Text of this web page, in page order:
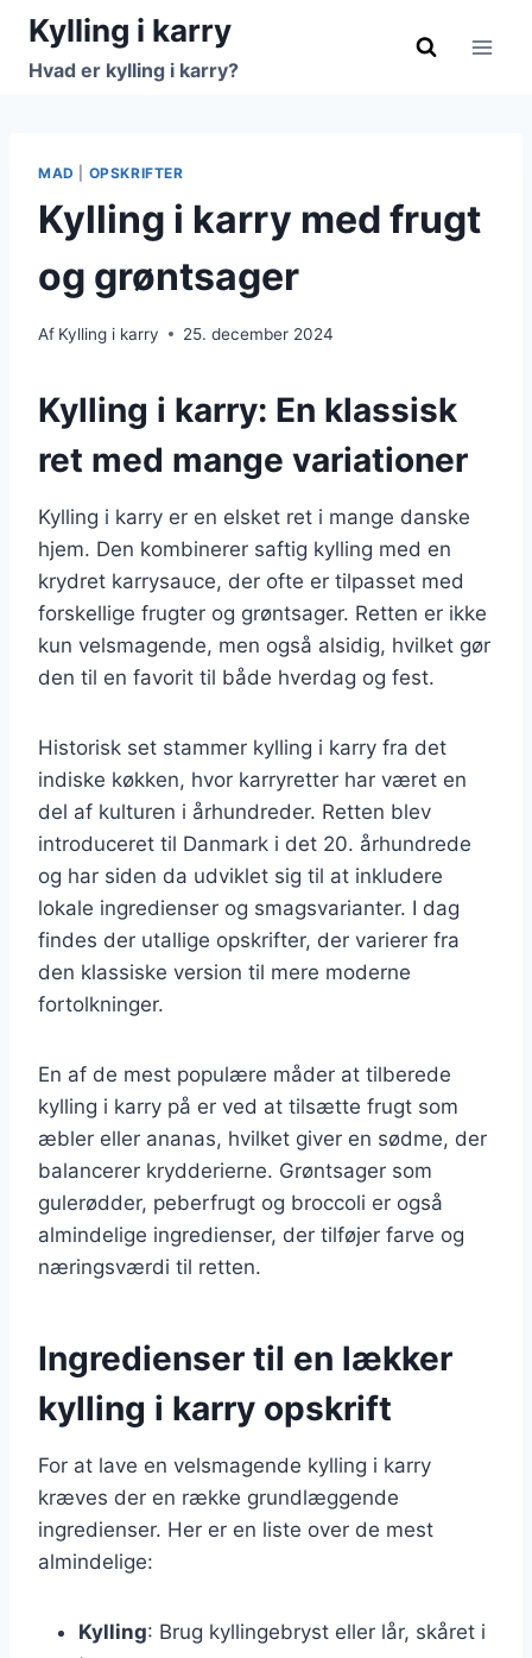
Fortsæt
indhold
Kylling i karry
Hvad er kylling i karry?
MAD OPSKRIFTER
Kylling i karry med frugt
og grøntsager
Af Kylling i karry 25. december 2024
Kylling i karry: En klassisk
ret med mange variationer
Kylling i karry er en elsket ret i mange danske
hjem. Den kombinerer saftig kylling med en
krydret karrysauce, der ofte er tilpasset med
forskellige frugter og grøntsager. Retten er ikke
kun velsmagende, men også alsidig, hvilket gør
den til en favorit til både hverdag og fest.
Historisk set stammer kylling i karry fra det
indiske køkken, hvor karryretter har været en
del af kulturen i århundreder. Retten blev
introduceret til Danmark i det 20. århundrede
og har siden da udviklet sig til at inkludere
lokale ingredienser og smagsvarianter. I dag
findes der utallige opskrifter, der varierer fra
den klassiske version til mere moderne
fortolkninger.
En af de mest populære måder at tilberede
kylling i karry på er ved at tilsætte frugt som
æbler eller ananas, hvilket giver en sødme, der
balancerer krydderierne. Grøntsager som
gulerødder, peberfrugt og broccoli er også
almindelige ingredienser, der tilføjer farve og
næringsværdi til retten.
Ingredienser til en lækker
kylling i karry opskrift
For at lave en velsmagende kylling i karry
kræves der en række grundlæggende
ingredienser. Her er en liste over de mest
almindelige:
Kylling: Brug kyllingebryst eller lår, skåret i